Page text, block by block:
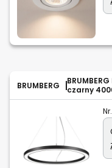
BRUMBERG
czarny